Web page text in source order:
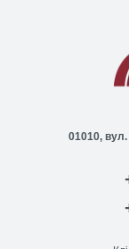
01010, вул.